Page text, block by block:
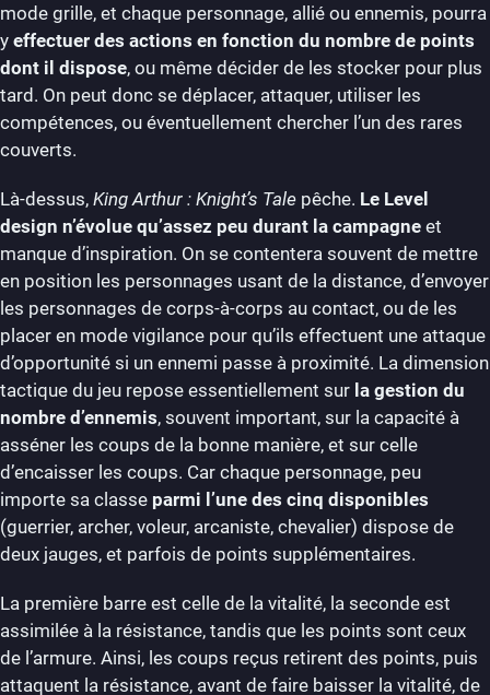
mode grille, et chaque personnage, allié ou ennemis, pourra
y effectuer des actions en fonction du nombre de points
dont il dispose, ou même décider de les stocker pour plus
tard. On peut donc se déplacer, attaquer, utiliser les
compétences, ou éventuellement chercher l’un des rares
couverts.
Là-dessus, King Arthur : Knight’s Tale pêche. Le Level
design n’évolue qu’assez peu durant la campagne et
manque d’inspiration. On se contentera souvent de mettre
en position les personnages usant de la distance, d’envoyer
les personnages de corps-à-corps au contact, ou de les
placer en mode vigilance pour qu’ils effectuent une attaque
d’opportunité si un ennemi passe à proximité. La dimension
tactique du jeu repose essentiellement sur la gestion du
nombre d’ennemis, souvent important, sur la capacité à
asséner les coups de la bonne manière, et sur celle
d’encaisser les coups. Car chaque personnage, peu
importe sa classe parmi l’une des cinq disponibles
(guerrier, archer, voleur, arcaniste, chevalier) dispose de
deux jauges, et parfois de points supplémentaires.
La première barre est celle de la vitalité, la seconde est
assimilée à la résistance, tandis que les points sont ceux
de l’armure. Ainsi, les coups reçus retirent des points, puis
attaquent la résistance, avant de faire baisser la vitalité, de